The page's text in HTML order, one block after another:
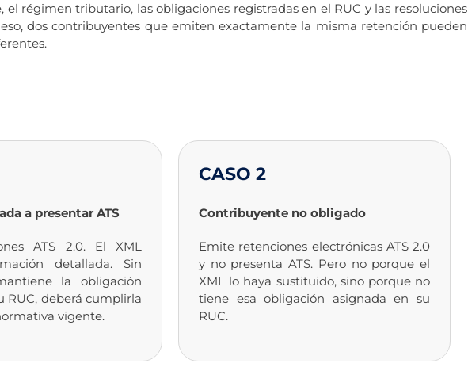
régimen tributario, las obligaciones registradas en el RUC y las resoluciones
dos contribuyentes que emiten exactamente la misma retención pueden
a presentar ATS
ATS 2.0. El XML
detallada. Sin
la obligación
RUC, deberá cumplirla
vigente.
CASO 2
Contribuyente no obligado
Emite retenciones electrónicas ATS 2.0
y no presenta ATS. Pero no porque el
XML lo haya sustituido, sino porque no
tiene esa obligación asignada en su
RUC.